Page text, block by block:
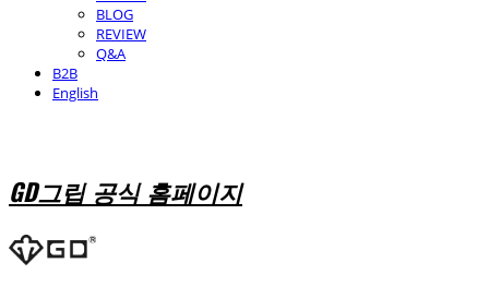
BLOG
REVIEW
Q&A
B2B
English
GD그립 공식 홈페이지